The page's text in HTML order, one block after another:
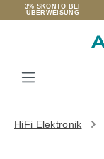
3% SKONTO BEI
ÜBERWEISUNG
HiFi Elektronik